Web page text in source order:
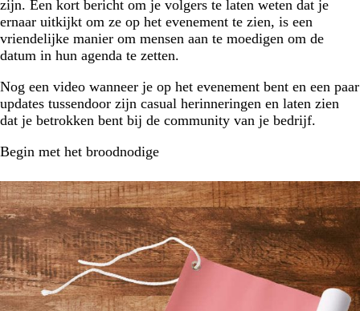
zijn. Een kort bericht om je volgers te laten weten dat je
ernaar uitkijkt om ze op het evenement te zien, is een
vriendelijke manier om mensen aan te moedigen om de
datum in hun agenda te zetten.
Nog een video wanneer je op het evenement bent en een paar
updates tussendoor zijn casual herinneringen en laten zien
dat je betrokken bent bij de community van je bedrijf.
Begin met het broodnodige